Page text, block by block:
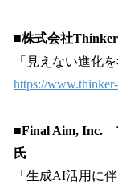
■株式会社
「見えない進化
https://
■Final Aim, Inc.
氏
「生成AI活用に